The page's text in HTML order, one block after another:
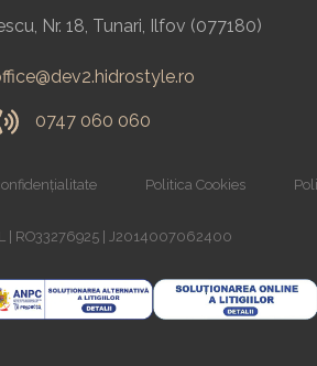
Nr. 18, Tunari, Ilfov (077180)
0747 060 060
Politica Cookies
| RO33276925 | J2014007062400